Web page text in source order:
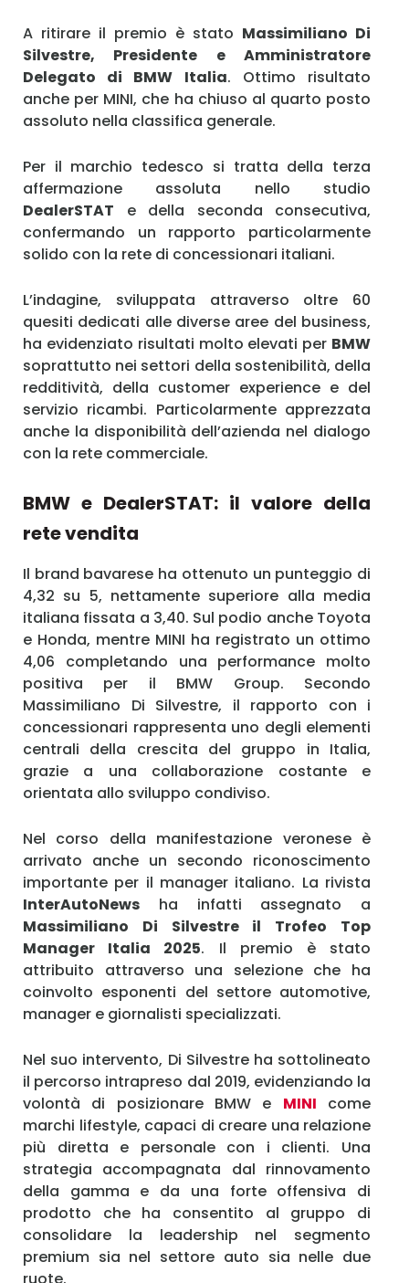
A ritirare il premio è stato Massimiliano Di
Silvestre, Presidente e Amministratore
Delegato di BMW Italia. Ottimo risultato
anche per MINI, che ha chiuso al quarto posto
assoluto nella classifica generale.
Per il marchio tedesco si tratta della terza
affermazione assoluta nello studio
DealerSTAT e della seconda consecutiva,
confermando un rapporto particolarmente
solido con la rete di concessionari italiani.
L’indagine, sviluppata attraverso oltre 60
quesiti dedicati alle diverse aree del business,
ha evidenziato risultati molto elevati per BMW
soprattutto nei settori della sostenibilità, della
redditività, della customer experience e del
servizio ricambi. Particolarmente apprezzata
anche la disponibilità dell’azienda nel dialogo
con la rete commerciale.
BMW e DealerSTAT: il valore della
rete vendita
Il brand bavarese ha ottenuto un punteggio di
4,32 su 5, nettamente superiore alla media
italiana fissata a 3,40. Sul podio anche Toyota
e Honda, mentre MINI ha registrato un ottimo
4,06 completando una performance molto
positiva per il BMW Group. Secondo
Massimiliano Di Silvestre, il rapporto con i
concessionari rappresenta uno degli elementi
centrali della crescita del gruppo in Italia,
grazie a una collaborazione costante e
orientata allo sviluppo condiviso.
Nel corso della manifestazione veronese è
arrivato anche un secondo riconoscimento
importante per il manager italiano. La rivista
InterAutoNews ha infatti assegnato a
Massimiliano Di Silvestre il Trofeo Top
Manager Italia 2025. Il premio è stato
attribuito attraverso una selezione che ha
coinvolto esponenti del settore automotive,
manager e giornalisti specializzati.
Nel suo intervento, Di Silvestre ha sottolineato
il percorso intrapreso dal 2019, evidenziando la
volontà di posizionare BMW e MINI come
marchi lifestyle, capaci di creare una relazione
più diretta e personale con i clienti. Una
strategia accompagnata dal rinnovamento
della gamma e da una forte offensiva di
prodotto che ha consentito al gruppo di
consolidare la leadership nel segmento
premium sia nel settore auto sia nelle due